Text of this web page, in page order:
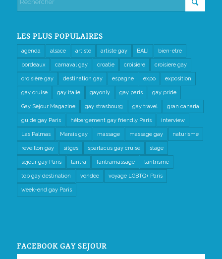
LES PLUS POPULAIRES
agenda alsace artiste artiste gay BALI bien-etre
bordeaux carnaval gay croatie croisiere croisiere gay
croisière gay destination gay espagne expo exposition
gay cruise gay italie gayonly gay paris gay pride
Gay Sejour Magazine gay strasbourg gay travel gran canaria
guide gay Paris hébergement gay friendly Paris interview
Las Palmas Marais gay massage massage gay naturisme
reveillon gay sitges spartacus gay cruise stage
séjour gay Paris tantra Tantramassage tantrisme
top gay destination vendée voyage LGBTQ+ Paris
week-end gay Paris
FACEBOOK GAY SEJOUR